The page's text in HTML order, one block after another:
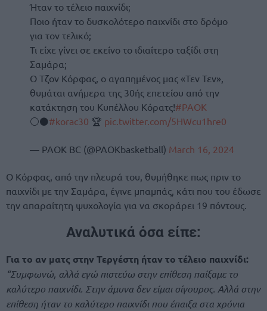
Ήταν το τέλειο παιχνίδι;
Ποιο ήταν το δυσκολότερο παιχνίδι στο δρόμο
για τον τελικό;
Τι είχε γίνει σε εκείνο το ιδιαίτερο ταξίδι στη
Σαμάρα;
Ο Τζον Κόρφας, ο αγαπημένος μας «Τεν Τεν»,
θυμάται ανήμερα της 30ής επετείου από την
κατάκτηση του Κυπέλλου Κόρατς!#PAOK
⚪️⚫️#korac30 🏆 pic.twitter.com/5HWcu1hre0
— PAOK BC (@PAOKbasketball) March 16, 2024
Ο Κόρφας, από την πλευρά του, θυμήθηκε πως πριν το
παιχνίδι με την Σαμάρα, έγινε μπαμπάς, κάτι που του έδωσε
την απαραίτητη ψυχολογία για να σκοράρει 19 πόντους.
Αναλυτικά όσα είπε:
Για το αν ματς στην Τεργέστη ήταν το τέλειο παιχνίδι:
“Συμφωνώ, αλλά εγώ πιστεύω στην επίθεση παίξαμε το
καλύτερο παιχνίδι. Στην άμυνα δεν είμαι σίγουρος. Αλλά στην
επίθεση ήταν το καλύτερο παιχνίδι που έπαιξα στα χρόνια